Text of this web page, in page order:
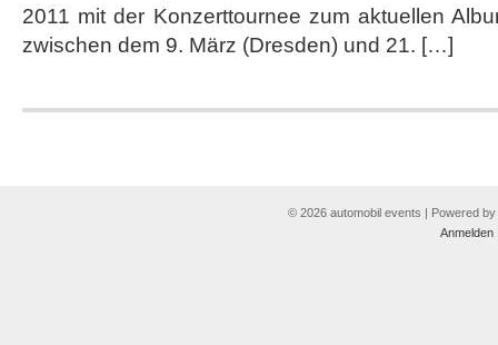
2011 mit der Konzerttournee zum aktuellen
zwischen dem 9. März (Dresden) und 21. […]
© 2026 automobil events | Powered by
Anmelden|